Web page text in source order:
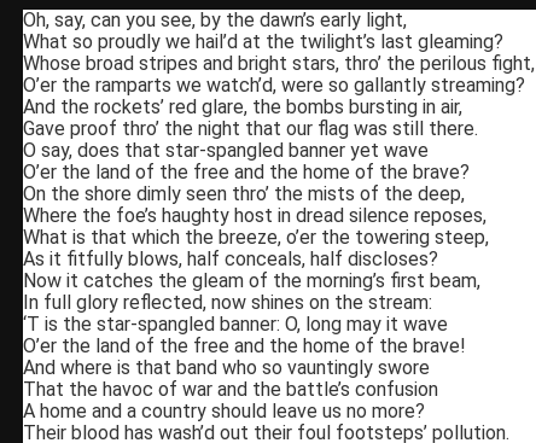
Oh, say, can you see, by the dawn’s early light,
What so proudly we hail’d at the twilight’s last gleaming?
Whose broad stripes and bright stars, thro’ the perilous fight,
O’er the ramparts we watch’d, were so gallantly streaming?
And the rockets’ red glare, the bombs bursting in air,
Gave proof thro’ the night that our flag was still there.
O say, does that star-spangled banner yet wave
O’er the land of the free and the home of the brave?
On the shore dimly seen thro’ the mists of the deep,
Where the foe’s haughty host in dread silence reposes,
What is that which the breeze, o’er the towering steep,
As it fitfully blows, half conceals, half discloses?
Now it catches the gleam of the morning’s first beam,
In full glory reflected, now shines on the stream:
‘T is the star-spangled banner: O, long may it wave
O’er the land of the free and the home of the brave!
And where is that band who so vauntingly swore
That the havoc of war and the battle’s confusion
A home and a country should leave us no more?
Their blood has wash’d out their foul footsteps’ pollution.